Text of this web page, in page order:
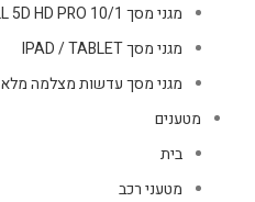
מגני מסך FULL 5D HD PRO 10/1
מגני מסך IPAD / TABLET
מגני מסך עדשות מצלמה מלא
מטענים
בית
מטעני רכב